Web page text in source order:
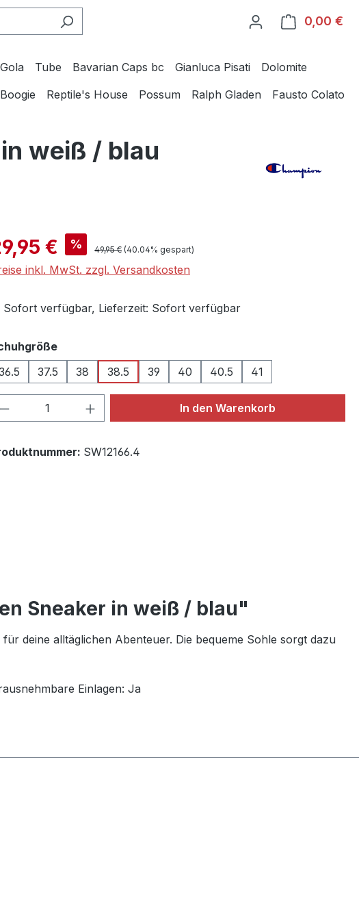
0,00 €
Gola Tube Bavarian Caps bc Gianluca Pisati
Dolomite
Reptile's House Possum Ralph Gladen
Fausto Colato
weiß / blau
€ % Regulärer Preis:
49,95 € (40.04% gespart)
inkl. MwSt. zzgl. Versandkosten
Sofort verfügbar, Lieferzeit: Sofort verfügbar
auswählen
37.5 38 38.5 39 40 40.5 41
Anzahl: Gib den gewünschten Wert
In den Warenkorb
SW12166.4
Sneaker in weiß / blau"
deine alltäglichen Abenteuer. Die bequeme Sohle sorgt dazu
Einlagen: Ja